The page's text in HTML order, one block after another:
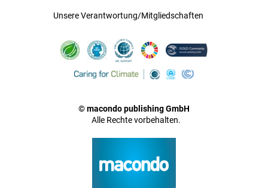
Unsere Verantwortung/Mitgliedschaften
© macondo publishing GmbH
Alle Rechte vorbehalten.